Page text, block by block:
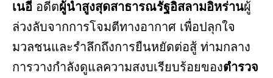
เนอี อดีตผู้นำสูงสุดสาธารณรัฐอิสลามอิหร่านผู้
ล่วงลับจากการโจมตีทางอากาศ เพื่อปลุกใจ
มวลชนและรำลึกถึงการยืนหยัดต่อสู้ ท่ามกลาง
การวางกำลังดูแลความสงบเรียบร้อยของตำรวจ